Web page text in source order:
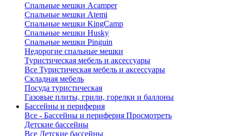
Спальные мешки Acamper
Спальные мешки Atemi
Спальные мешки KingCamp
Спальные мешки Husky
Спальные мешки Pinguin
Недорогие спальные мешки
Туристическая мебель и аксессуары
Все Туристическая мебель и аксессуары
Складная мебель
Посуда туристическая
Газовые плиты, грили, горелки и баллоны
Бассейны и периферия
Все - Бассейны и периферия Просмотреть
Детские бассейны
Все Детские бассейны